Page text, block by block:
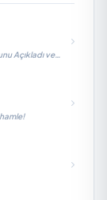
Açıkladı ve